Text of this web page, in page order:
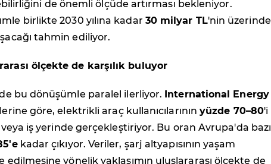
de önemli ölçüde artırması bekleniyor.
birlikte 2030 yılına kadar 30 milyar TL'nin üzerinde
tahmin ediliyor.
ölçekte de karşılık buluyor
bu dönüşümle paralel ilerliyor. International Energy
göre, elektrikli araç kullanıcılarınınyüzde 70–80'i
iş yerinde gerçekleştiriyor. Bu oran Avrupa'da bazı
kadar çıkıyor. Veriler, şarj altyapısının yaşam
edilmesine yönelik yaklaşımın uluslararası ölçekte de